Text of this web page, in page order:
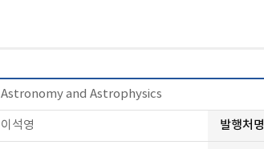
Astronomy and Astrophysics
이석영 발행처명